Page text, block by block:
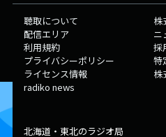
聴取について
配信エリア
利用規約
プライバシーポリシー
ライセンス情報
radiko news
株
ニ
採
特
株
北海道・東北のラジオ局